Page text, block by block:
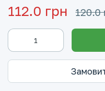
112.0 грн 120.0